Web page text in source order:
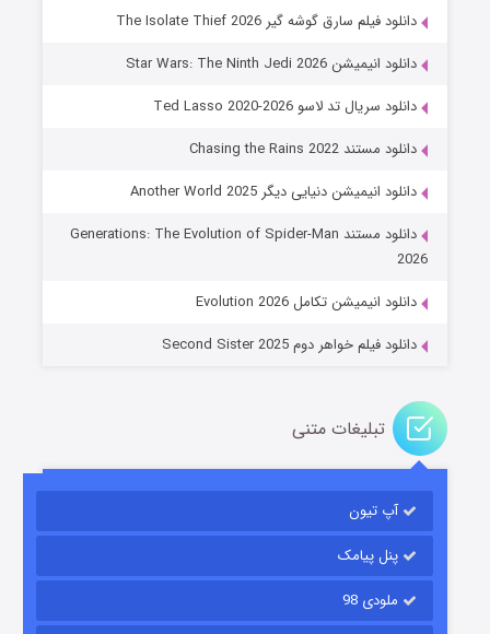
جادوگری در مغولستان
قسمت۱۴ (زیرنویس) منتشر شد
باب اسفنجی فصل ۱۷
قسمت۶ (زیرنویس) منتشر شد
دانلود فیلم سارق گوشه گیر The Isolate Thief 2026
دانلود انیمیشن Star Wars: The Ninth Jedi 2026
دانلود سریال تد لاسو Ted Lasso 2020-2026
دانلود مستند Chasing the Rains 2022
دانلود انیمیشن دنیایی دیگر Another World 2025
دانلود مستند Generations: The Evolution of Spider-Man
2026
دانلود انیمیشن تکامل Evolution 2026
دانلود فیلم خواهر دوم Second Sister 2025
تبلیغات متنی
آپ تیون
پنل پیامک
ملودی 98